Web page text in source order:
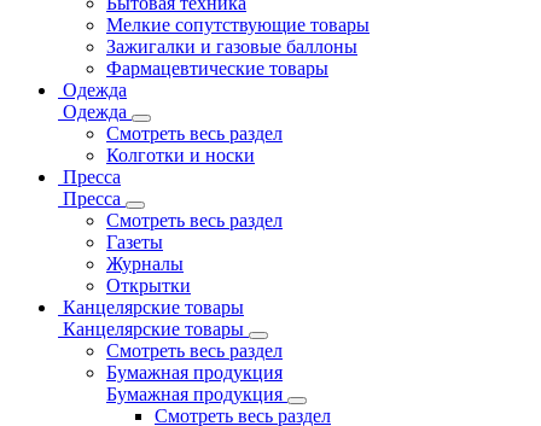
Мелкие сопутствующие товары
Зажигалки и газовые баллоны
Фармацевтические товары
Одежда
Одежда
Смотреть весь раздел
Колготки и носки
Пресса
Пресса
Смотреть весь раздел
Газеты
Журналы
Открытки
Канцелярские товары
Канцелярские товары
Смотреть весь раздел
Бумажная продукция
Бумажная продукция
Смотреть весь раздел